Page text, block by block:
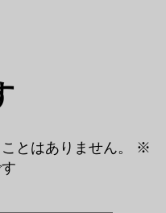
とはありません。
※